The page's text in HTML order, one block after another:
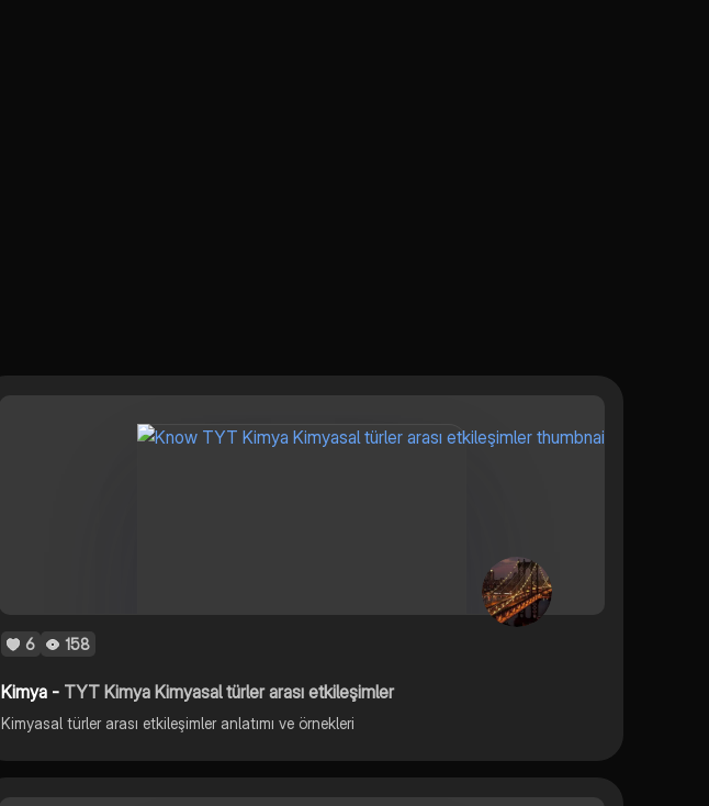
6 158
Kimya - TYT Kimya Kimyasal türler arası etkileşimler
Kimyasal türler arası etkileşimler anlatımı ve örnekleri